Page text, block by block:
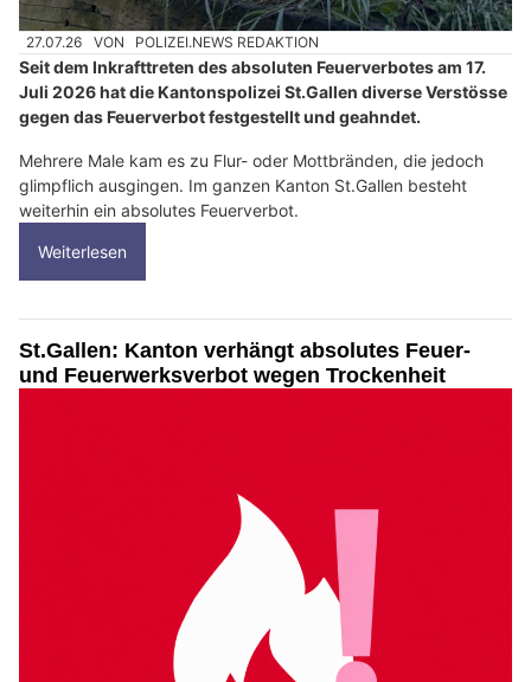
27.07.26 VON POLIZEI.NEWS REDAKTION
Seit dem Inkrafttreten des absoluten Feuerverbotes am 17.
Juli 2026 hat die Kantonspolizei St.Gallen diverse Verstösse
gegen das Feuerverbot festgestellt und geahndet.
Mehrere Male kam es zu Flur- oder Mottbränden, die jedoch
glimpflich ausgingen. Im ganzen Kanton St.Gallen besteht
weiterhin ein absolutes Feuerverbot.
Weiterlesen
St.Gallen: Kanton verhängt absolutes Feuer-
und Feuerwerksverbot wegen Trockenheit